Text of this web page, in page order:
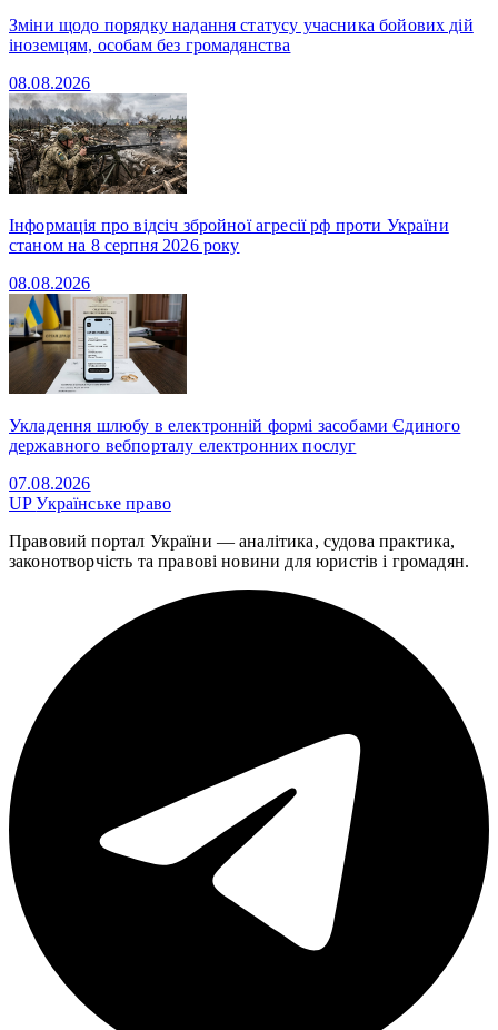
Зміни щодо порядку надання статусу учасника бойових дій
іноземцям, особам без громадянства
08.08.2026
Інформація про відсіч збройної агресії рф проти України
станом на 8 серпня 2026 року
08.08.2026
Укладення шлюбу в електронній формі засобами Єдиного
державного вебпорталу електронних послуг
07.08.2026
UPУкраїнське право
Правовий портал України — аналітика, судова практика,
законотворчість та правові новини для юристів і громадян.